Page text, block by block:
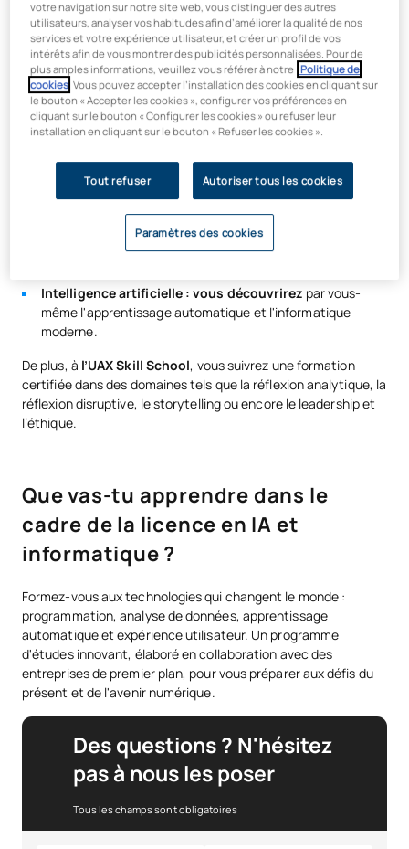
professionnels, vous permettant ainsi de concilier votre
formation et votre vie professionnelle.
Certificats professionnels
professionnelles :
Conception d’interfaces :vous pourrez intégrer une
équipe technique au sein de n’importe quelle entreprise.
Expérience utilisateur : vous pourrez
Intelligence artificielle : vous découvrirez par vous-
même l'apprentissage automatique et l'informatique
moderne.
De plus, à l’UAX Skill School, vous suivrez une formation
certifiée dans des domaines tels que la réflexion analytique, la
réflexion disruptive, le storytelling ou encore le leadership et
l’éthique.
Que vas-tu apprendre dans le
cadre de la licence en IA et
informatique ?
Formez-vous aux technologies qui changent le monde :
programmation, analyse de données, apprentissage
automatique et expérience utilisateur. Un programme
d'études innovant, élaboré en collaboration avec des
entreprises de premier plan, pour vous préparer aux défis du
présent et de l'avenir numérique.
Des questions ? N'hésitez
pas à nous les poser
Tous les champs sont obligatoires
votre navigation sur notre site web, vous distinguer des autres
utilisateurs, analyser vos habitudes afin d’améliorer la qualité de nos
services et votre expérience utilisateur, et créer un profil de vos
intérêts afin de vous montrer des publicités personnalisées. Pour de
plus amples informations, veuillez vous référer à notre Politique de
cookies . Vous pouvez accepter l’installation des cookies en cliquant sur
le bouton « Accepter les cookies », configurer vos préférences en
cliquant sur le bouton « Configurer les cookies » ou refuser leur
installation en cliquant sur le bouton « Refuser les cookies ».
Tout refuser Autoriser tous les cookies
Paramètres des cookies